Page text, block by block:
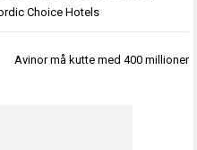
Choice Hotels
Avinor må kutte med 400 millioner